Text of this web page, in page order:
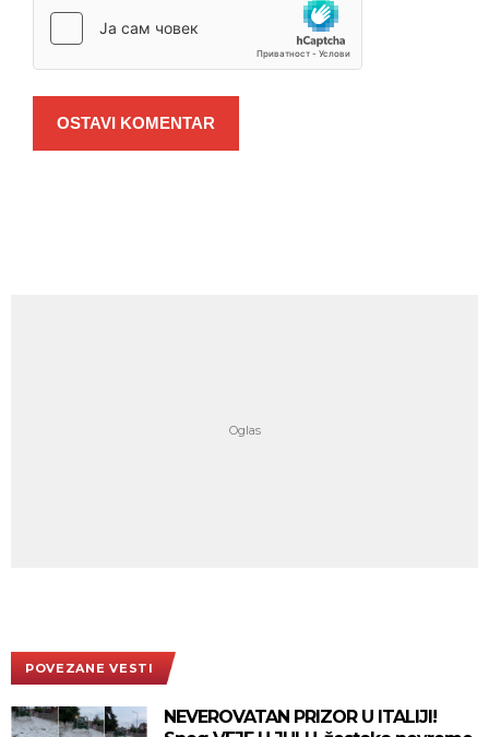
OSTAVI KOMENTAR
POVEZANE VESTI
NEVEROVATAN PRIZOR U ITALIJI!